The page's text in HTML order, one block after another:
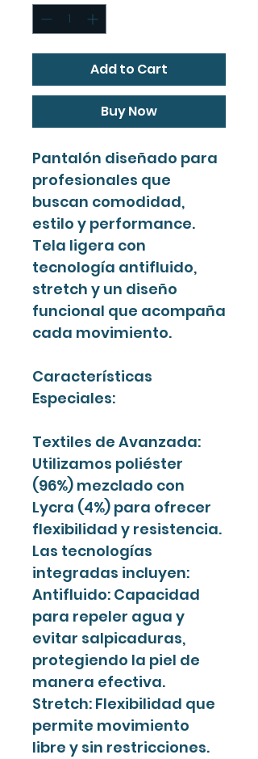
Add to Cart
Buy Now
Pantalón diseñado para
profesionales que
buscan comodidad,
estilo y performance.
Tela ligera con
tecnología antifluido,
stretch y un diseño
funcional que acompaña
cada movimiento.
Características
Especiales:
Textiles de Avanzada:
Utilizamos poliéster
(96%) mezclado con
Lycra (4%) para ofrecer
flexibilidad y resistencia.
Las tecnologías
integradas incluyen:
Antifluido: Capacidad
para repeler agua y
evitar salpicaduras,
protegiendo la piel de
manera efectiva.
Stretch: Flexibilidad que
permite movimiento
libre y sin restricciones.